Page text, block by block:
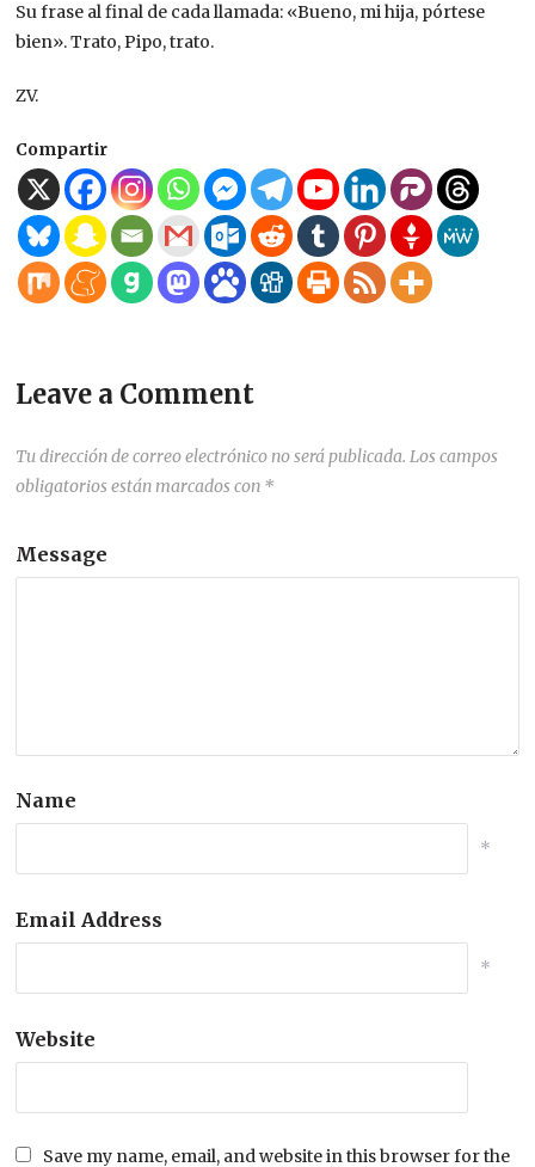
Su frase al final de cada llamada: «Bueno, mi hija, pórtese
bien». Trato, Pipo, trato.
ZV.
Compartir
Leave a Comment
Tu dirección de correo electrónico no será publicada. Los campos
obligatorios están marcados con *
Message
Name
*
Email Address
*
Website
Save my name, email, and website in this browser for the